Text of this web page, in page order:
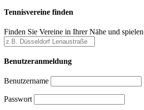
Tennisvereine finden
Finden Sie Vereine in Ihrer Nähe und
Benutzeranmeldung
Benutzername
Passwort